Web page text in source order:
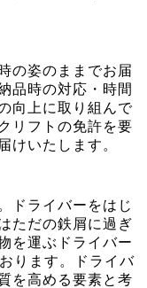
の姿のままでお届
品時の対応・時間
向上に取り組んで
リフトの免許を要
けいたします。
ドライバーをはじ
ただの鉄屑に過ぎ
を運ぶドライバー
ります。ドライバ
を高める要素と考